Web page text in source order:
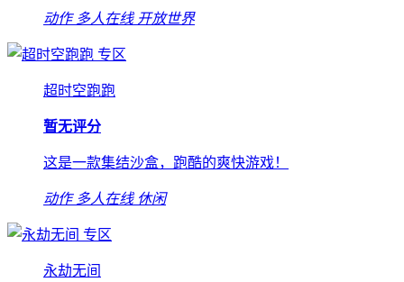
动作 多人在线 开放世界
专区
超时空跑跑
暂无评分
这是一款集结沙盒，跑酷的爽快游戏！
动作 多人在线 休闲
专区
永劫无间